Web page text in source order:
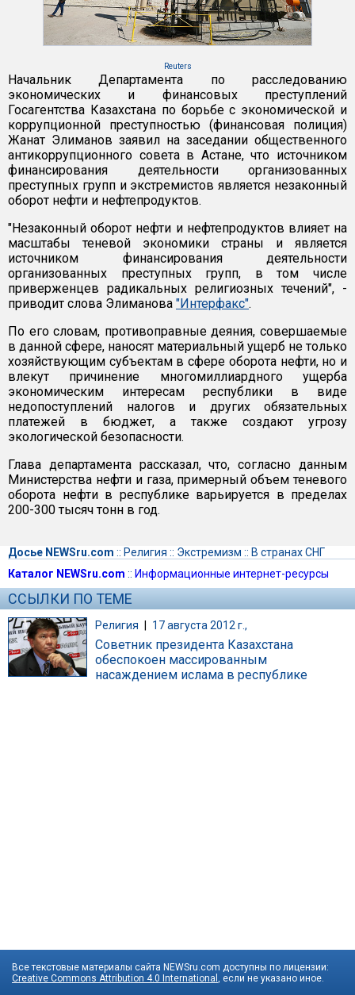
Reuters
Начальник Департамента по расследованию
экономических и финансовых преступлений
Госагентства Казахстана по борьбе с экономической и
коррупционной преступностью (финансовая полиция)
Жанат Элиманов заявил на заседании общественного
антикоррупционного совета в Астане, что источником
финансирования деятельности организованных
преступных групп и экстремистов является незаконный
оборот нефти и нефтепродуктов.
"Незаконный оборот нефти и нефтепродуктов влияет на
масштабы теневой экономики страны и является
источником финансирования деятельности
организованных преступных групп, в том числе
приверженцев радикальных религиозных течений", -
приводит слова Элиманова "Интерфакс".
По его словам, противоправные деяния, совершаемые
в данной сфере, наносят материальный ущерб не только
хозяйствующим субъектам в сфере оборота нефти, но и
влекут причинение многомиллиардного ущерба
экономическим интересам республики в виде
недопоступлений налогов и других обязательных
платежей в бюджет, а также создают угрозу
экологической безопасности.
Глава департамента рассказал, что, согласно данным
Министерства нефти и газа, примерный объем теневого
оборота нефти в республике варьируется в пределах
200-300 тысяч тонн в год.
Досье NEWSru.com :: Религия :: Экстремизм :: В странах СНГ
Каталог NEWSru.com :: Информационные интернет-ресурсы
ССЫЛКИ ПО ТЕМЕ
Религия | 17 августа 2012 г.,
Советник президента Казахстана
обеспокоен массированным
насаждением ислама в республике
Все текстовые материалы сайта NEWSru.com доступны по лицензии:
Creative Commons Attribution 4.0 International
, если не указано иное.